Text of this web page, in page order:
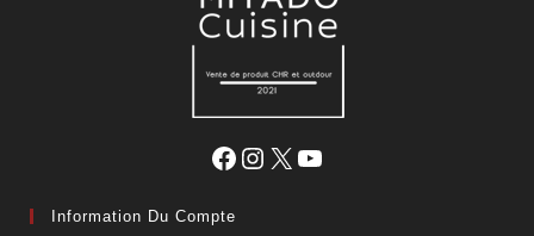
Information Du Compte